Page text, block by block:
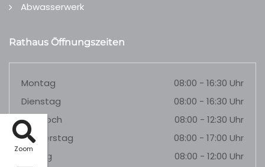
Zoom
Abwasserwerk
Rathaus Öffnungszeiten
Montag
08:00 - 16:30 Uhr
Dienstag
08:00 - 16:30 Uhr
Mittwoch
08:00 - 12:30 Uhr
Donnerstag
08:00 - 17:00 Uhr
Freitag
08:00 - 12:00 Uhr